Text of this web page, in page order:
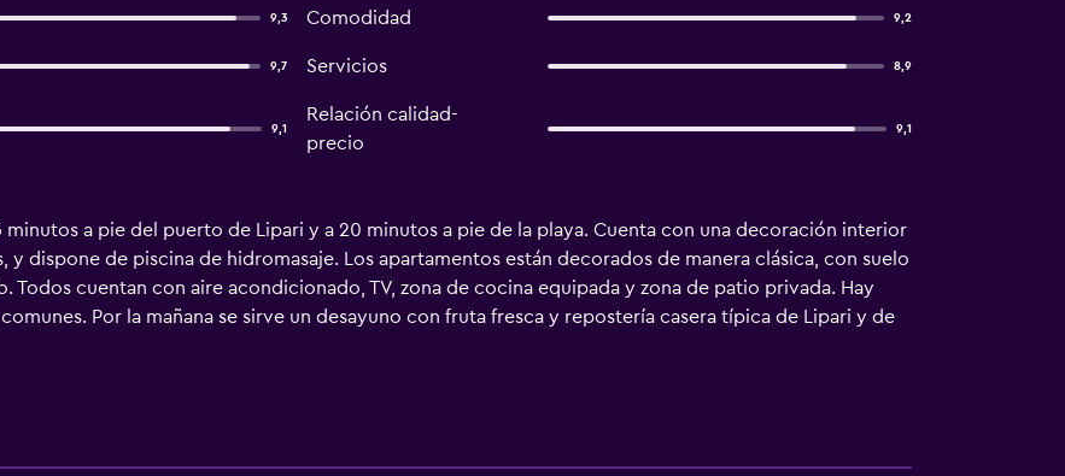
9,3 Comodidad 9,2
9,7 Servicios 8,9
9,1
Relación calidad-
precio
9,1
minutos a pie del puerto de Lipari y a 20 minutos a pie de la playa. Cuenta con una decoración interior
y dispone de piscina de hidromasaje. Los apartamentos están decorados de manera clásica, con suelo
Todos cuentan con aire acondicionado, TV, zona de cocina equipada y zona de patio privada. Hay
Por la mañana se sirve un desayuno con fruta fresca y repostería casera típica de Lipari y de
también con un bar y una terraza. El establecimiento está situado en la isla de Lipari, la más
y está bien comunicado con el resto de la isla en autobús. Hay un servicio regular de transporte en